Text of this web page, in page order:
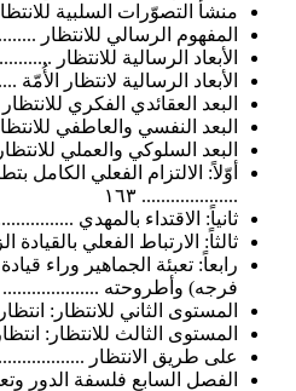
منشأ التصوّرات السلبية للانتظار
المفهوم الرسالي للانتظار ....................
الأبعاد الرسالية للانتظار .................... ١٥٧
الأبعاد الرسالية لانتظار الأُمّة
البعد العقائدي الفكري للانتظار
البعد النفسي والعاطفي للانتظار
البعد السلوكي والعملي للانتظار
أوّلاً: الالتزام الفعلي الكامل بتطبيق
.................... ١٦٣
ثانياً: الاقتداء بالمهدي .................... ١٦٣
ثالثاً: الارتباط الفعلي بالقيادة الزمنية
رابعاً: تعبئة الجماهير وراء قيادة
فرجه) وأطروحته .................... ١٦٦
المستوى الثاني للانتظار: انتظار
المستوى الثالث للانتظار: انتظار
على طريق الانتظار .................... ١٧٠
الفصل السابع فلسفة الدور وتعجيل